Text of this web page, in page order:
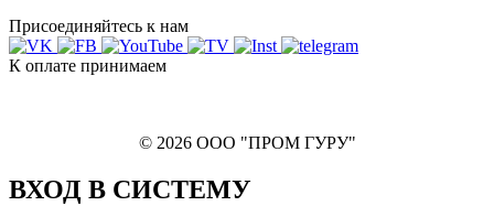
Присоединяйтесь к нам
К оплате принимаем
© 2026 ООО "ПРОМ ГУРУ"
ВХОД В СИСТЕМУ